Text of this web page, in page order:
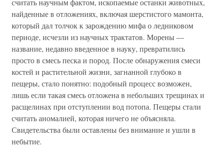
считать научным фактом, ископаемые останки животных,
найденные в отложениях, включая шерстистого мамонта,
который дал толчок к зарождению мифа о ледниковом
периоде, исчезли из научных трактатов. Морены —
название, недавно введенное в науку, превратились
просто в смесь песка и пород. После обнаружения смеси
костей и растительной жизни, загнанной глубоко в
пещеры, стало понятно: подобный процесс возможен,
лишь если такая смесь отложена в небольших трещинах и
расщелинах при отступлении вод потопа. Пещеры стали
считать аномалией, которая ничего не объясняла.
Свидетельства были оставлены без внимание и ушли в
небытие.